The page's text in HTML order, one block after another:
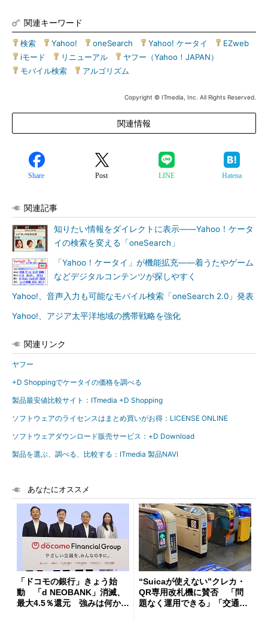
関連キーワード
検索 Yahoo! oneSearch Yahoo! ケータイ EZweb
iモード
リニューアル ヤフー（Yahoo！JAPAN）
モバイル検索
アルゴリズム
Copyright © ITmedia, Inc. All Rights Reserved.
関連情報
Share Post LINE Hatena
関連記事
知りたい情報をダイレクトに表示――Yahoo！ケータ
イの検索を変える「oneSearch」
「Yahoo！ケータイ」が機能拡充――着うたやゲーム
などデジタルコンテンツが探しやすく
Yahoo!、音声入力も可能なモバイル検索「oneSearch 2.0」発表
Yahoo!、アジア太平洋地域の携帯戦略を強化
関連リンク
ヤフー
+D Shoppingでケータイの価格を調べる
製品最安値比較サイト：ITmedia +D Shopping
ソフトウェアのライセンスはまとめ買いがお得：LICENSE ONLINE
ソフトウェアダウンロード販売サービス：+D Download
製品を選ぶ、調べる、比較する：ITmedia 製品NAVI
あなたにオススメ
「ドコモの銀行」きょう始
動 「d NEOBANK」消滅、
最大4.5％還元 強みは何か解
“Suicaが使えない”クレカ・
QR専用改札機に賛否 「問
題なく運用できる」「交通系I